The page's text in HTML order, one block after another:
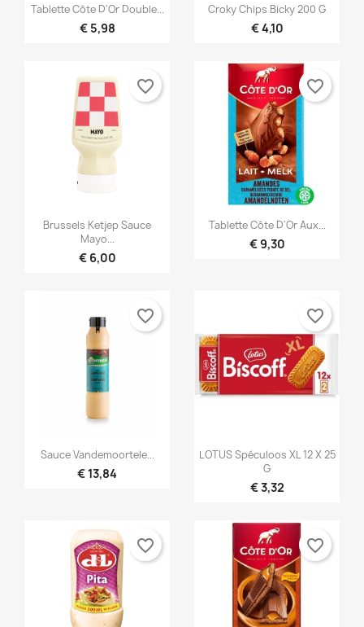
Snel bekijken
Tablette Côte D'Or Double...
€ 5,98
Snel bekijken
Croky Chips Bicky 200 G
€ 4,10
Snel bekijken
Brussels Ketjep Sauce
Mayo...
€ 6,00
favorite_border
Snel bekijken
Tablette Côte D'Or Aux...
€ 9,30
favorite_border
Snel bekijken
Sauce Vandemoortele...
€ 13,84
favorite_border
Snel bekijken
LOTUS Spéculoos XL 12 X 25
G
€ 3,32
favorite_border
favorite_border favorite_border